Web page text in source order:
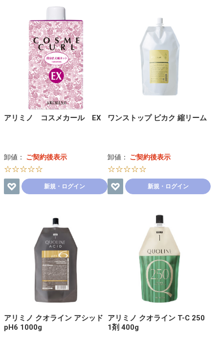
アリミノ コスメカール EX
卸値： ご契約後表示
☆☆☆☆☆
新規・ログイン
ワンストップ ビカク 縮リーム
卸値： ご契約後表示
☆☆☆☆☆
新規・ログイン
アリミノ クオライン アシッド
pH6 1000g
アリミノ クオライン T-C 250
1剤 400g